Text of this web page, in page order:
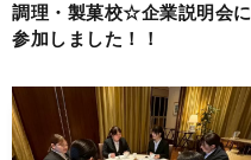
調理・製菓校☆企業説明会に
参加しました！！